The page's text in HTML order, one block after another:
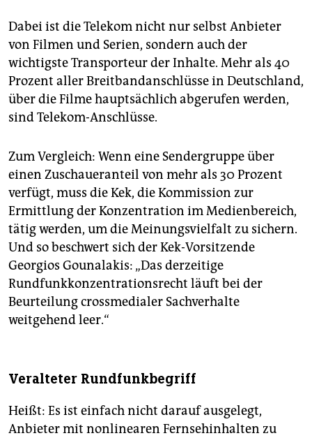
Dabei ist die Telekom nicht nur selbst Anbieter
von Filmen und Serien, sondern auch der
wichtigste Transporteur der Inhalte. Mehr als 40
Prozent aller Breitbandanschlüsse in Deutschland,
über die Filme hauptsächlich abgerufen werden,
sind Telekom-Anschlüsse.
Zum Vergleich: Wenn eine Sendergruppe über
einen Zuschaueranteil von mehr als 30 Prozent
verfügt, muss die Kek, die Kommission zur
Ermittlung der Konzentration im Medienbereich,
tätig werden, um die Meinungsvielfalt zu sichern.
Und so beschwert sich der Kek-Vorsitzende
Georgios Gounalakis: „Das derzeitige
Rundfunkkonzentrationsrecht läuft bei der
Beurteilung crossmedialer Sachverhalte
weitgehend leer.“
Veralteter Rundfunkbegriff
Heißt: Es ist einfach nicht darauf ausgelegt,
Anbieter mit nonlinearen Fernsehinhalten zu